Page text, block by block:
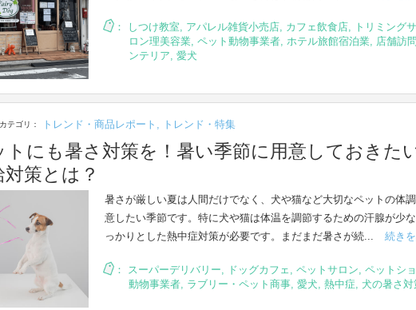
： しつけ教室, アパレル雑貨小売店, カフェ飲食店, トリミング
ロン理美容業, ペット動物事業者, ホテル旅館宿泊業, 店舗訪問
ンテリア, 愛犬
カテゴリ： トレンド・商品レポート , トレンド・特集
トにも暑さ対策を！暑い季節に用意しておきた
策とは？
暑さが厳しい夏は人間だけでなく、犬や猫など大切なペットの体
意したい季節です。特に犬や猫は体温を調節するための汗腺が少
っかりとした熱中症対策が必要です。まだまだ暑さが続...
続き
： スーパーデリバリー, ドッグカフェ , ペットサロン, ペットシ
動物事業者, ラブリー・ペット商事, 愛犬, 熱中症, 犬の暑さ対